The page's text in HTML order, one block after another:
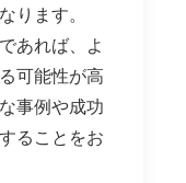
ります。
あれば、よ
可能性が高
事例や成功
ることをお